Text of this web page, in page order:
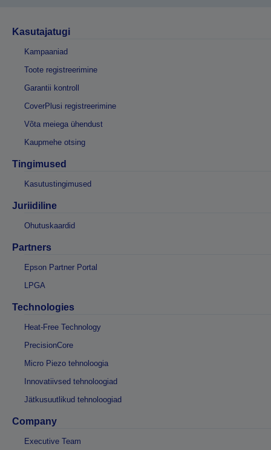
Kasutajatugi
Kampaaniad
Toote registreerimine
Garantii kontroll
CoverPlusi registreerimine
Võta meiega ühendust
Kaupmehe otsing
Tingimused
Kasutustingimused
Juriidiline
Ohutuskaardid
Partners
Epson Partner Portal
LPGA
Technologies
Heat-Free Technology
PrecisionCore
Micro Piezo tehnoloogia
Innovatiivsed tehnoloogiad
Jätkusuutlikud tehnoloogiad
Company
Executive Team